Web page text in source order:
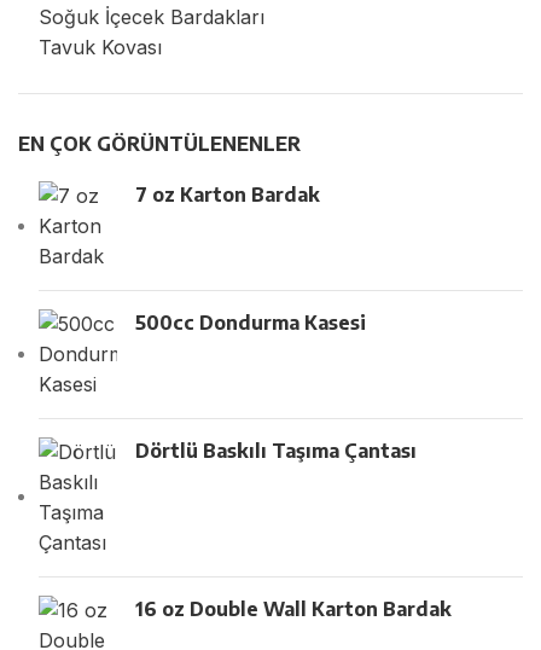
Soğuk İçecek Bardakları
Tavuk Kovası
EN ÇOK GÖRÜNTÜLENENLER
7 oz Karton Bardak
500cc Dondurma Kasesi
Dörtlü Baskılı Taşıma Çantası
16 oz Double Wall Karton Bardak